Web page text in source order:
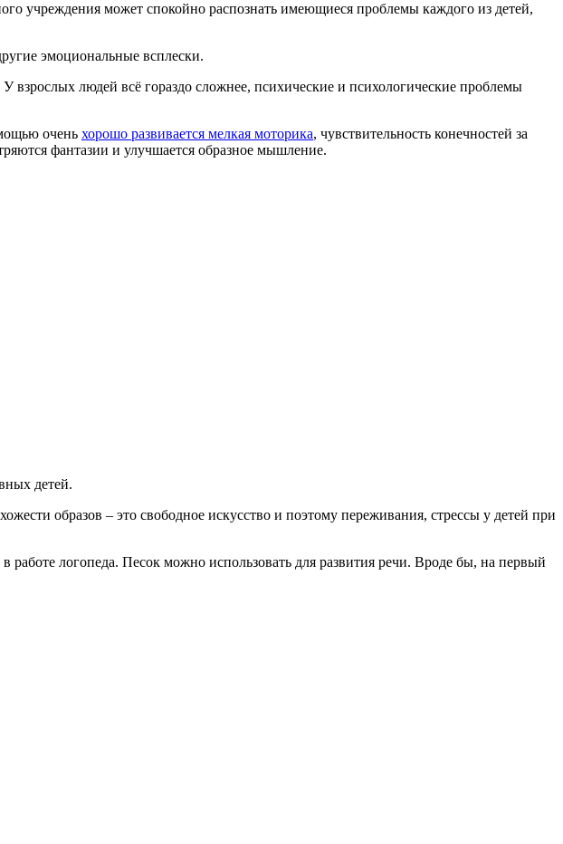
учреждения может спокойно распознать имеющиеся проблемы каждого из детей,
эмоциональные всплески.
взрослых людей всё гораздо сложнее, психические и психологические проблемы
очень хорошо развивается мелкая моторика, чувствительность конечностей за
фантазии и улучшается образное мышление.
детей.
образов – это свободное искусство и поэтому переживания, стрессы у детей при
работе логопеда. Песок можно использовать для развития речи. Вроде бы, на первый